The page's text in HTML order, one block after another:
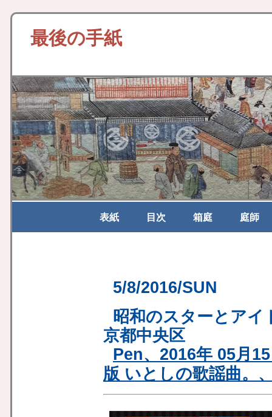
最後の手紙
表紙 目次 箱庭 庭師
5/8/2016/SUN
昭和のスターとアイ
京都中央区
Pen、2016年 05月
版 いとしの歌謡曲。